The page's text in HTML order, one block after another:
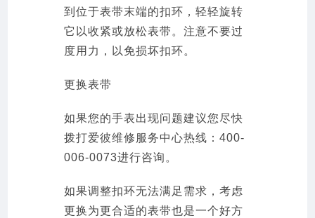
到位于表带末端的扣环，轻轻旋转
它以收紧或放松表带。注意不要过
度用力，以免损坏扣环。
更换表带
如果您的手表出现问题建议您尽快
拨打爱彼维修服务中心热线：400-
006-0073进行咨询。
如果调整扣环无法满足需求，考虑
更换为更合适的表带也是一个好方